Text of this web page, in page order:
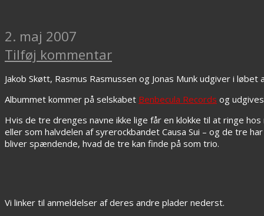
2. maj 2007
Tilføj kommentar
Jakob Skøtt, Rasmus Rasmussen og Jonas Munk udgiver i
Albummet kommer på selskabet Benbecula Records og
Hvis de tre drenges navne ikke lige får en klokke til at ringe
eller som halvdelen af syrerockbandet Causa Sui – og de tre
bliver spændende, hvad de tre kan finde på som trio.
Vi linker til anmeldelser af deres andre plader nederst.